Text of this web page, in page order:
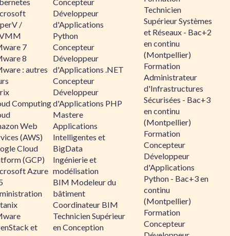
/
7
8
: autres
Computing
Web
(AWS)
Cloud
(GCP)
Azure
et
Développeur
d'Applications
Python
Concepteur
Développeur
d'Applications .NET
Concepteur
Développeur
d'Applications PHP
Mastere
Applications
Intelligentes et
BigData
Ingénierie et
modélisation
BIM Modeleur du
bâtiment
Coordinateur BIM
Technicien Supérieur
en Conception
Technicien
Supérieur Systèmes
et Réseaux - Bac+2
en continu
(Montpellier)
Formation
Administrateur
d'Infrastructures
Sécurisées - Bac+3
en continu
(Montpellier)
Formation
Concepteur
Développeur
d'Applications
Python - Bac+3 en
continu
(Montpellier)
Formation
Concepteur